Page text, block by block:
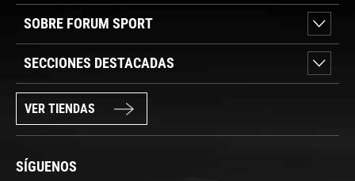
SOBRE FORUM SPORT
SECCIONES DESTACADAS
VER TIENDAS
SÍGUENOS